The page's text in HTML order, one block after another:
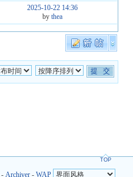
2025-10-22 14:36
bythea
TOP
- Archiver - WAP